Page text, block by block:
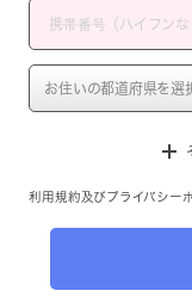
利用規約 及び プライバシー